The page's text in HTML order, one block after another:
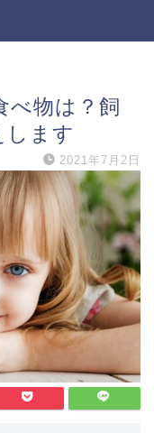
べ物は？飼
します
2021年7月2日